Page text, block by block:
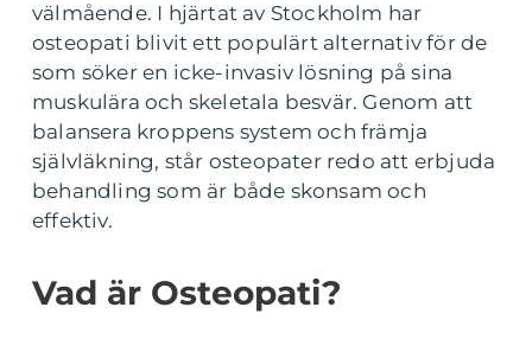
välmående. I hjärtat av Stockholm har
osteopati blivit ett populärt alternativ för de
som söker en icke-invasiv lösning på sina
muskulära och skeletala besvär. Genom att
balansera kroppens system och främja
självläkning, står osteopater redo att erbjuda
behandling som är både skonsam och
effektiv.
Vad är Osteopati?